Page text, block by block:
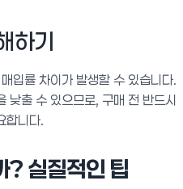
하기
입률 차이가 발생할 수 있습니다.
낮출 수 있으므로, 구매 전 반드시
합니다.
? 실질적인 팁